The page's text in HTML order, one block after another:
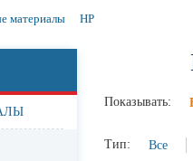
материалы HP
Показывать:
Тип: Все